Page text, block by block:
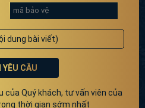
YÊU CẦU
của Quý khách, tư vấn viên của
thời gian sớm nhất